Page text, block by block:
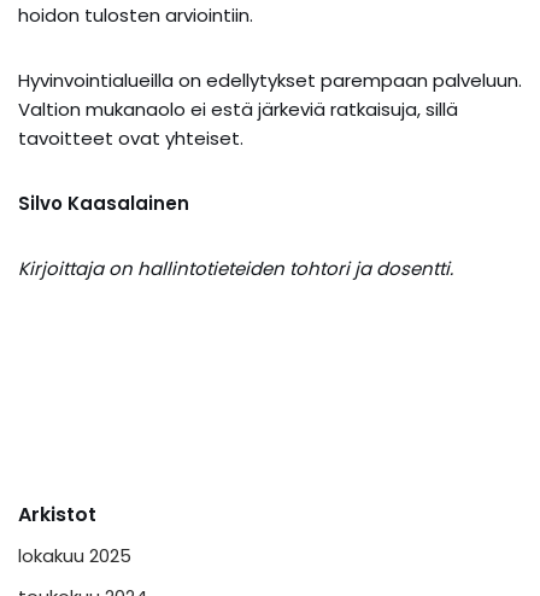
hoidon tulosten arviointiin.
Hyvinvointialueilla on edellytykset parempaan palveluun.
Valtion mukanaolo ei estä järkeviä ratkaisuja, sillä
tavoitteet ovat yhteiset.
Silvo Kaasalainen
Kirjoittaja on hallintotieteiden tohtori ja dosentti.
Arkistot
lokakuu 2025